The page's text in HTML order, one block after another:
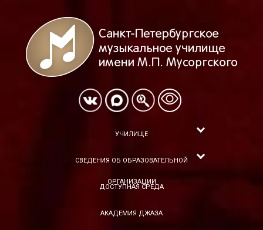
УЧИЛИЩЕ
СВЕДЕНИЯ ОБ ОБРАЗОВАТЕЛЬНОЙ
ОРГАНИЗАЦИИ
ДОСТУПНАЯ СРЕДА
АКАДЕМИЯ ДЖАЗА